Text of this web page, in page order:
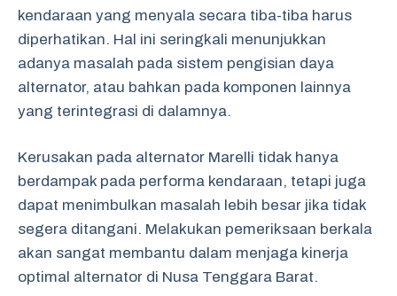
kendaraan yang menyala secara tiba-tiba harus
diperhatikan. Hal ini seringkali menunjukkan
adanya masalah pada sistem pengisian daya
alternator, atau bahkan pada komponen lainnya
yang terintegrasi di dalamnya.
Kerusakan pada alternator Marelli tidak hanya
berdampak pada performa kendaraan, tetapi juga
dapat menimbulkan masalah lebih besar jika tidak
segera ditangani. Melakukan pemeriksaan berkala
akan sangat membantu dalam menjaga kinerja
optimal alternator di Nusa Tenggara Barat.